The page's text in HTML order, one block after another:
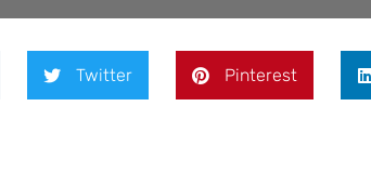
Twitter Pinterest